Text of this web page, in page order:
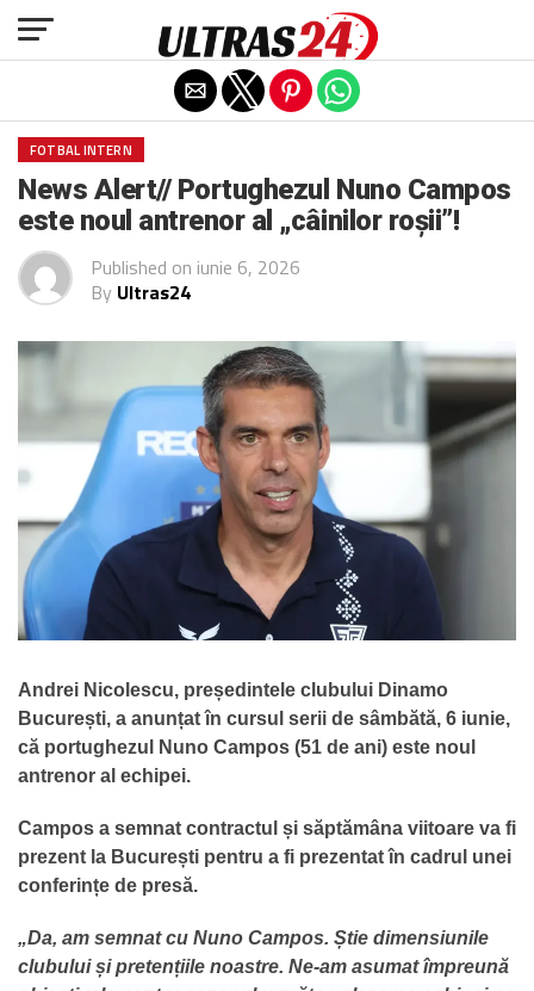
FOTBAL INTERN
News Alert// Portughezul Nuno Campos
este noul antrenor al „câinilor roșii”!
Published on iunie 6, 2026
By Ultras24
Andrei Nicolescu, președintele clubului Dinamo
București, a anunțat în cursul serii de sâmbătă, 6 iunie,
că portughezul Nuno Campos (51 de ani) este noul
antrenor al echipei.
Campos a semnat contractul și săptămâna viitoare va fi
prezent la București pentru a fi prezentat în cadrul unei
conferințe de presă.
„Da, am semnat cu Nuno Campos. Știe dimensiunile
clubului și pretențiile noastre. Ne-am asumat împreună
Exit mobile version